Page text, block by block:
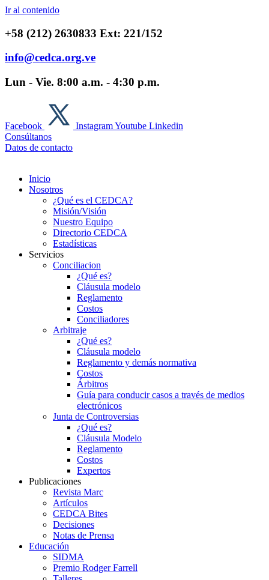
Ir al contenido
+58 (212) 2630833 Ext: 221/152
info@cedca.org.ve
Lun - Vie. 8:00 a.m. - 4:30 p.m.
Facebook InstagramYoutube Linkedin
Consúltanos
Datos de contacto
Inicio
Nosotros
¿Qué es el CEDCA?
Misión/Visión
Nuestro Equipo
Directorio CEDCA
Estadísticas
Servicios
Conciliacion
¿Qué es?
Cláusula modelo
Reglamento
Costos
Conciliadores
Arbitraje
¿Qué es?
Cláusula modelo
Reglamento y demás normativa
Costos
Árbitros
Guía para conducir casos a través de medios
electrónicos
Junta de Controversias
¿Qué es?
Cláusula Modelo
Reglamento
Costos
Expertos
Publicaciones
Revista Marc
Artículos
CEDCA Bites
Decisiones
Notas de Prensa
Educación
SIDMA
Premio Rodger Farrell